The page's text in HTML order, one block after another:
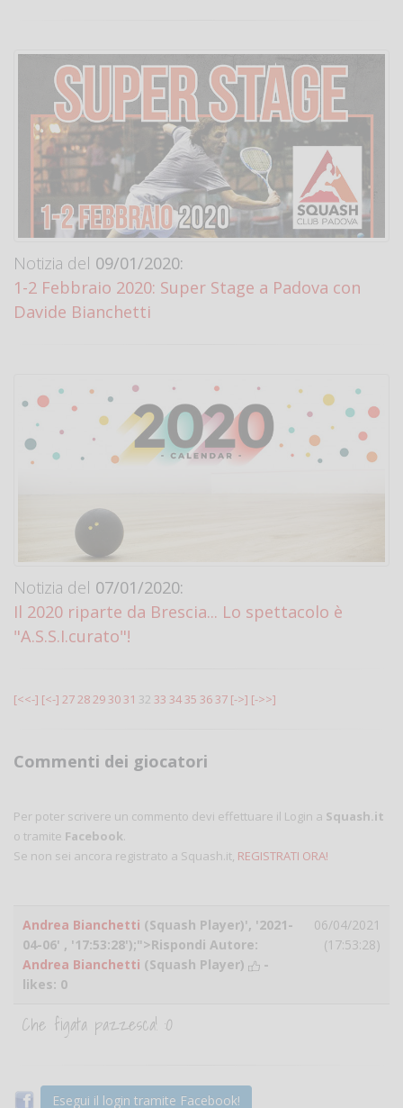
Notizia del 09/01/2020:
1-2 Febbraio 2020: Super Stage a Padova con
Davide Bianchetti
Notizia del 07/01/2020:
Il 2020 riparte da Brescia... Lo spettacolo è
"A.S.S.I.curato"!
[<<-] [<-] 2728293031 32 33 3435 3637 [->] [->>]
Commenti dei giocatori
Per poter scrivere un commento devi effettuare il Login a Squash.it
o tramite Facebook.
Se non sei ancora registrato a Squash.it, REGISTRATI ORA!
Andrea Bianchetti (Squash Player)', '2021-
04-06' , '17:53:28');">Rispondi Autore:
Andrea Bianchetti (Squash Player)
-
likes: 0
06/04/2021
(17:53:28)
Che figata pazzesca! :O
Esegui il login tramite Facebook!